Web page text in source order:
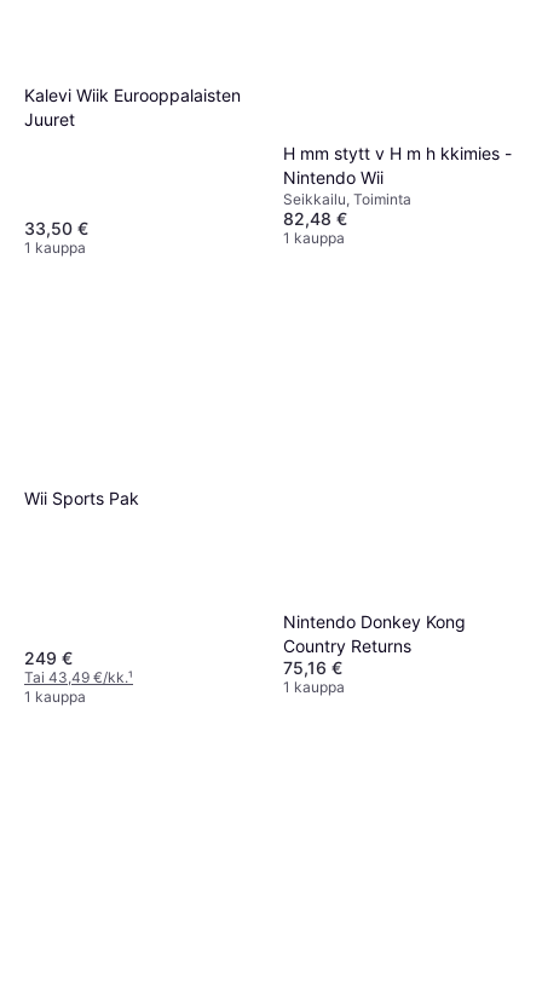
Kalevi Wiik Eurooppalaisten
Juuret
33,50 €
1 kauppa
H mm stytt v H m h kkimies -
Nintendo Wii
Seikkailu, Toiminta
82,48 €
1 kauppa
Wii Sports Pak
249 €
Tai 43,49 €/kk.¹
1 kauppa
Nintendo Donkey Kong
Country Returns
75,16 €
1 kauppa